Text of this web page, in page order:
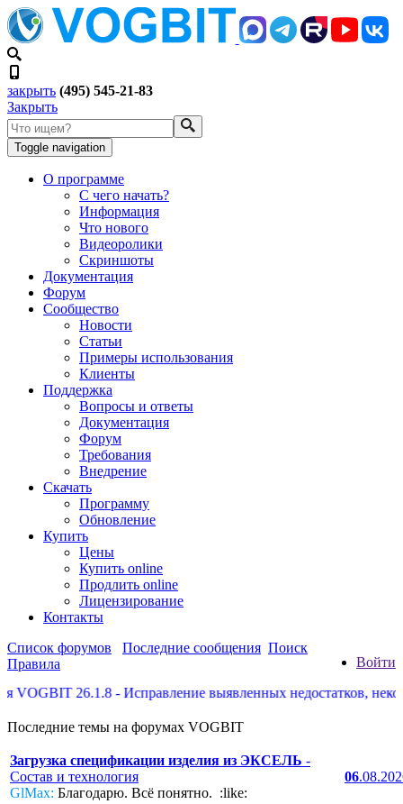
закрыть (495) 545-21-83
Закрыть
Toggle navigation
О программе
С чего начать?
Информация
Что нового
Видеоролики
Скриншоты
Документация
Форум
Сообщество
Новости
Статьи
Примеры использования
Клиенты
Поддержка
Вопросы и ответы
Документация
Форум
Требования
Внедрение
Скачать
Программу
Обновление
Купить
Цены
Купить online
Продлить online
Лицензирование
Контакты
Войти
Список форумов Последние сообщения Поиск
Правила
26.1.8 - Исправление выявленных недостатков, некоторые
Последние темы на форумах VOGBIT
Загрузка спецификации изделия из ЭКСЕЛЬ -
Состав и технология
GlMax: Благодарю. Всё понятно. :like:
06